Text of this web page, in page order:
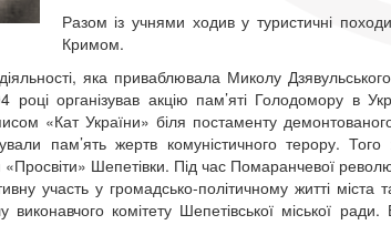
Разом із учнями ходив у туристичні
Кримом.
яка приваблювала Миколу
році організував акцію пам’яті Голодомору в
«Кат України» біля постаменту
пам’ять жертв комуністичного терору.
Шепетівки. Під час Помаранчевої
участь у громадсько-політичному житті
виконавчого комітету Шепетівської міської